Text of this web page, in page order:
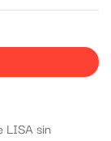
LISA sin